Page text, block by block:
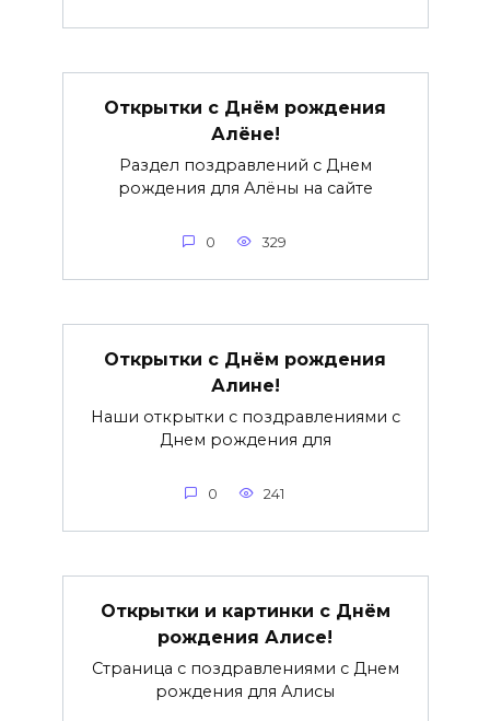
Открытки с Днём рождения
Алёне!
Раздел поздравлений с Днем
рождения для Алёны на сайте
0 329
Открытки с Днём рождения
Алине!
Наши открытки с поздравлениями с
Днем рождения для
0 241
Открытки и картинки с Днём
рождения Алисе!
Страница с поздравлениями с Днем
рождения для Алисы